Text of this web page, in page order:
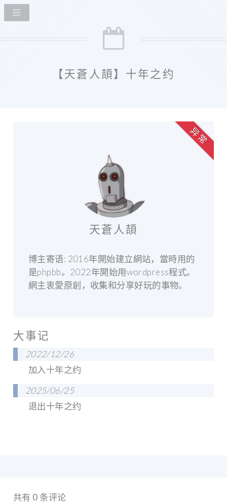
【天蒼人頡】十年之约
天蒼人頡
博主寄语: 2016年開始建立網站，當時用的
是phpbb。2022年開始用wordpress程式。
網主衷愛原創，收集和分享好玩的事物。
异 常
大事记
2022/12/26
加入十年之约
2025/06/25
退出十年之约
共有 0 条评论